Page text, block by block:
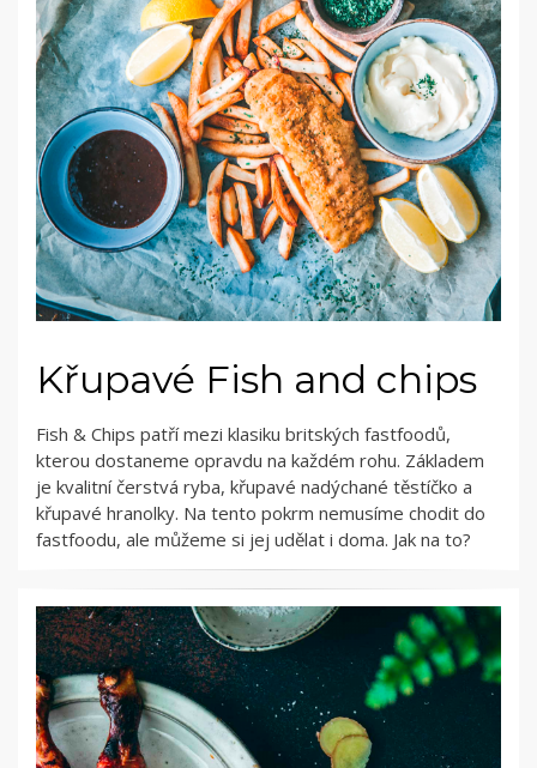
Křupavé Fish and chips
Fish & Chips patří mezi klasiku britských fastfoodů,
kterou dostaneme opravdu na každém rohu. Základem
je kvalitní čerstvá ryba, křupavé nadýchané těstíčko a
křupavé hranolky. Na tento pokrm nemusíme chodit do
fastfoodu, ale můžeme si jej udělat i doma. Jak na to?